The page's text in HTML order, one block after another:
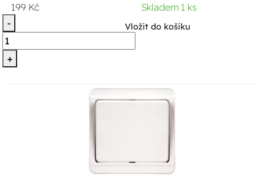
199 Kč
Skladem 1 ks
-
+
Vložit do košíku